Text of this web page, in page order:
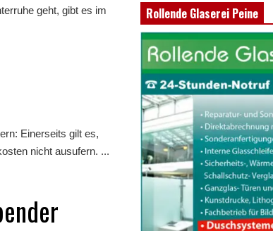
geht, gibt es im
Einerseits gilt es,
nicht ausufern. ...
Rollende Glaserei Peine